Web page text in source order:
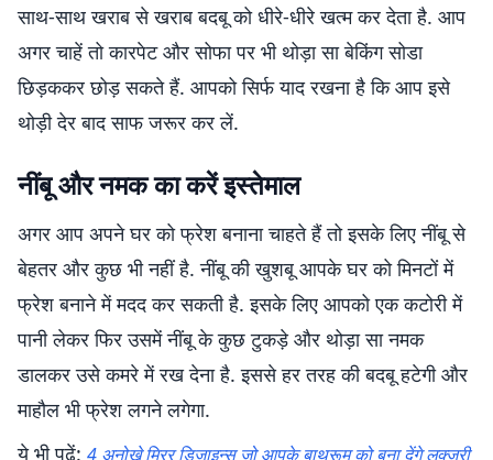
साथ-साथ खराब से खराब बदबू को धीरे-धीरे खत्म कर देता है. आप
अगर चाहें तो कारपेट और सोफा पर भी थोड़ा सा बेकिंग सोडा
छिड़ककर छोड़ सकते हैं. आपको सिर्फ याद रखना है कि आप इसे
थोड़ी देर बाद साफ जरूर कर लें.
नींबू और नमक का करें इस्तेमाल
अगर आप अपने घर को फ्रेश बनाना चाहते हैं तो इसके लिए नींबू से
बेहतर और कुछ भी नहीं है. नींबू की खुशबू आपके घर को मिनटों में
फ्रेश बनाने में मदद कर सकती है. इसके लिए आपको एक कटोरी में
पानी लेकर फिर उसमें नींबू के कुछ टुकड़े और थोड़ा सा नमक
डालकर उसे कमरे में रख देना है. इससे हर तरह की बदबू हटेगी और
माहौल भी फ्रेश लगने लगेगा.
ये भी पढ़ें: 4 अनोखे मिरर डिजाइन्स जो आपके बाथरूम को बना देंगे लक्जरी